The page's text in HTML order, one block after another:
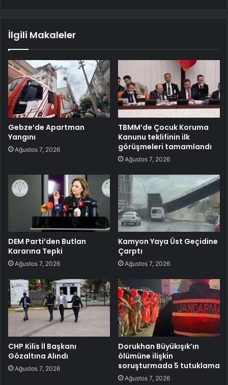
İlgili Makaleler
Gebze’de Apartman
Yangını
Ağustos 7, 2026
TBMM’de Çocuk Koruma
Kanunu teklifinin ilk
görüşmeleri tamamlandı
Ağustos 7, 2026
DEM Parti’den Butlan
Kararına Tepki
Ağustos 7, 2026
Kamyon Yaya Üst Geçidine
Çarptı
Ağustos 7, 2026
CHP Kilis İl Başkanı
Gözaltına Alındı
Ağustos 7, 2026
Dorukhan Büyükışık’ın
ölümüne ilişkin
soruşturmada 5 tutuklama
Ağustos 7, 2026